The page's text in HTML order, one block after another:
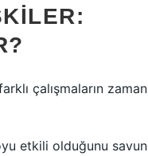
çalışmaların
etkili olduğunu